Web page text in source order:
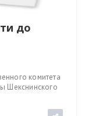
до
комитета
Шекснинского